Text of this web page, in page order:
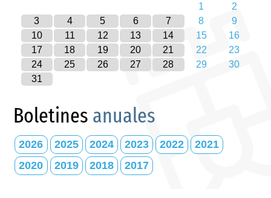
1
2
3
4 5 6 7 8
9
10
11 12 13 14 15
16
17
18 19 20 21 22
23
24
25 26 27 28 29
30
31
Boletines anuales
2026 2025 2024 2023 2022
2021
2020
2019 2018 2017